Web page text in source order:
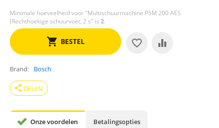
Minimale hoeveelheid voor "Multischuurmachine PSM 200 AES
(Rechthoekige schuurvoet, 2 s" is 2.
BESTEL
Brand Bosch
share DELEN
Onze voordelen Betalingsopties